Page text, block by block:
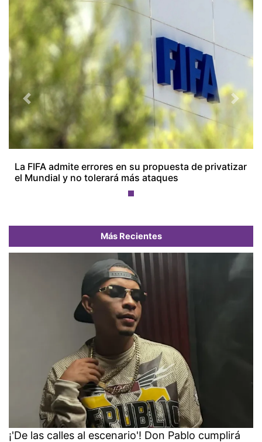
La FIFA admite errores en su propuesta de privatizar
el Mundial y no tolerará más ataques
Previous Next
Más Recientes
¡'De las calles al escenario'! Don Pablo cumplirá